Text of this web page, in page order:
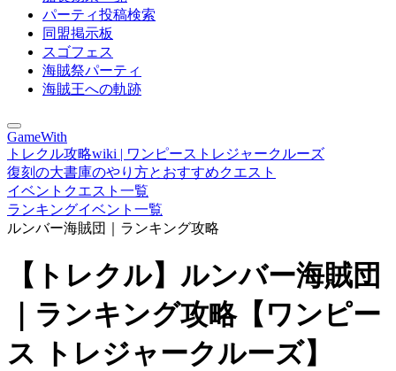
パーティ投稿検索
同盟掲示板
スゴフェス
海賊祭パーティ
海賊王への軌跡
GameWith
トレクル攻略wiki | ワンピーストレジャークルーズ
復刻の大書庫のやり方とおすすめクエスト
イベントクエスト一覧
ランキングイベント一覧
ルンバー海賊団｜ランキング攻略
【トレクル】ルンバー海賊団
｜ランキング攻略【ワンピー
ス トレジャークルーズ】